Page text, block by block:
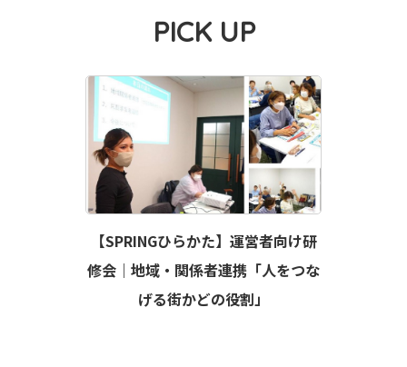
PICK UP
【SPRINGひらかた】運営者向け研
修会｜地域・関係者連携「人をつな
げる街かどの役割」